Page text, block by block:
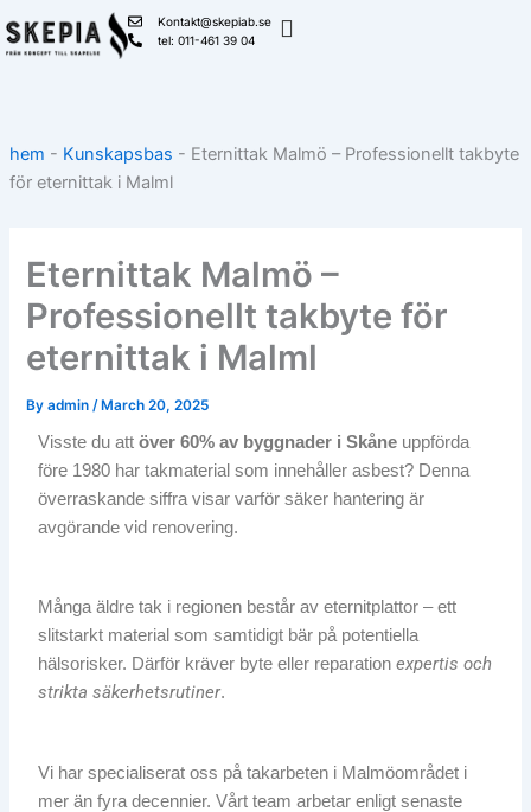
to
Kontakt@skepiab.se
tel: 011-461 39 04
hem - Kunskapsbas - Eternittak Malmö – Professionellt takbyte
för eternittak i Malml
Eternittak Malmö –
Professionellt takbyte för
eternittak i Malml
Byadmin/March 20, 2025
Visste du attöver 60% av byggnader i Skåne uppförda
före 1980 har takmaterial som innehåller asbest? Denna
överraskande siffra visar varför säker hantering är
avgörande vid renovering.
Många äldre tak i regionen består av eternitplattor – ett
slitstarkt material som samtidigt bär på potentiella
hälsorisker. Därför kräver byte eller reparationexpertis och
strikta säkerhetsrutiner.
Vi har specialiserat oss på takarbeten i Malmöområdet i
mer än fyra decennier. Vårt team arbetar enligt senaste